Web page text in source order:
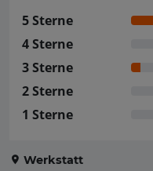
5 Sterne
4 Sterne
3 Sterne
2 Sterne
1 Sterne
Werkstatt